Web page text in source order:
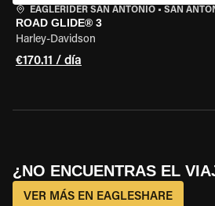
EAGLERIDER SAN ANTONIO • SAN
ROAD GLIDE® 3
Harley-Davidson
€170.11 / día
¿NO ENCUENTRAS EL
VER MÁS EN EAGLESHARE